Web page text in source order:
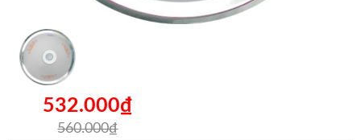
532.000₫
560.000₫